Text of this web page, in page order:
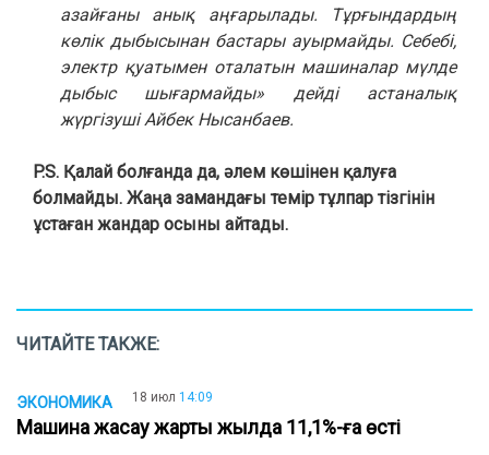
азайғаны анық аңғарылады. Тұрғындардың
көлік дыбысынан бастары ауырмайды. Себебі,
электр қуатымен оталатын машиналар мүлде
дыбыс шығармайды» дейді астаналық
жүргізуші Айбек Нысанбаев.
P.S. Қалай болғанда да, әлем көшінен қалуға
болмайды. Жаңа замандағы темір тұлпар тізгінін
ұстаған жандар осыны айтады.
ЧИТАЙТЕ ТАКЖЕ:
ЭКОНОМИКА 18 июл 14:09
Машина жасау жарты жылда 11,1%-ға өсті